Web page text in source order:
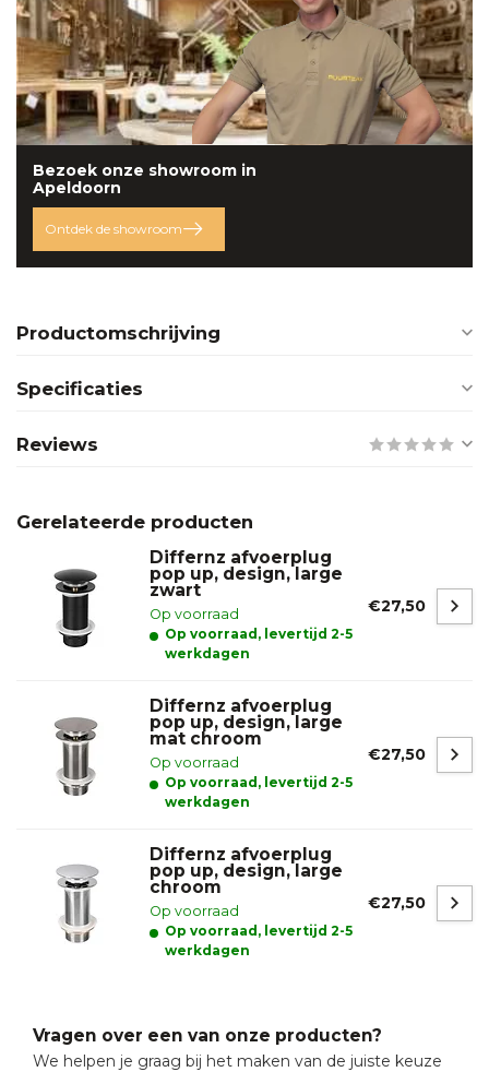
Bezoek onze showroom in
Apeldoorn
Ontdek de showroom
Productomschrijving
Specificaties
Reviews
Gerelateerde producten
Differnz afvoerplug
pop up, design, large
zwart
Op voorraad
Op voorraad, levertijd 2-5
werkdagen
€27,50
Differnz afvoerplug
pop up, design, large
mat chroom
Op voorraad
Op voorraad, levertijd 2-5
werkdagen
€27,50
Differnz afvoerplug
pop up, design, large
chroom
Op voorraad
Op voorraad, levertijd 2-5
werkdagen
€27,50
Vragen over een van onze producten?
We helpen je graag bij het maken van de juiste keuze